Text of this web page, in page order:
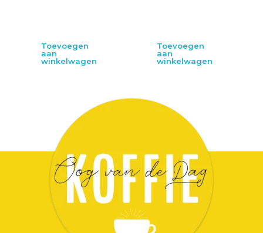
Toevoegen
aan
winkelwagen
Toevoegen
aan
winkelwagen